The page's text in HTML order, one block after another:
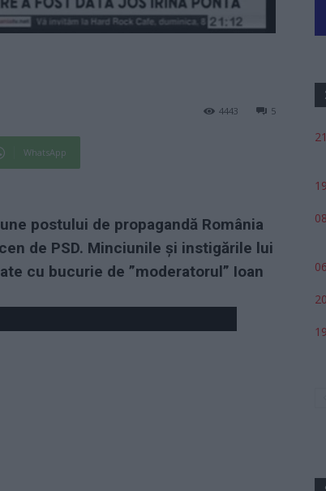
5
4443
WhatsApp
postului de propagandă România
de PSD. Minciunile și instigările lui
cu bucurie de ”moderatorul” Ioan